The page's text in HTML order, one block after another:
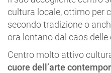
cultura locale, ottimo per
secondo tradizione o
ora lontano dal caos
Centro molto attivo
cuore dell’arte